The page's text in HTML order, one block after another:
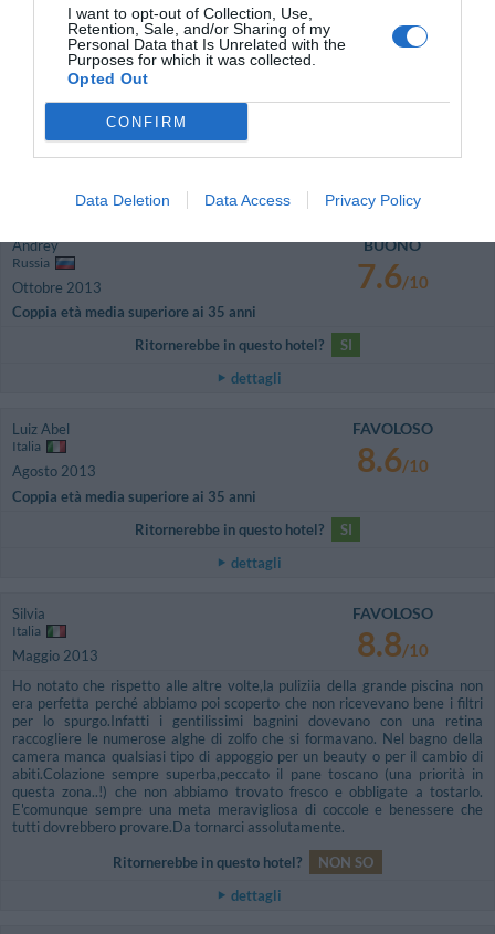
I want to opt-out of Collection, Use,
Retention, Sale, and/or Sharing of my
Personal Data that Is Unrelated with the
Purposes for which it was collected.
Opted Out
CONFIRM
Data Deletion Data Access Privacy Policy
dettagli
Febbraio 2014
Coppia età media superiore ai 35 anni
/10
Ritornerebbe in questo hotel?
SI
dettagli
Andrey
Russia
Ottobre 2013
Coppia età media superiore ai 35 anni
BUONO
7.6/10
Ritornerebbe in questo hotel?
SI
dettagli
Luiz Abel
Italia
Agosto 2013
Coppia età media superiore ai 35 anni
FAVOLOSO
8.6/10
Ritornerebbe in questo hotel?
SI
dettagli
Silvia
Italia
Maggio 2013
FAVOLOSO
8.8/10
Ho notato che rispetto alle altre volte,la puliziia della grande piscina non
era perfetta perché abbiamo poi scoperto che non ricevevano bene i filtri
per lo spurgo.Infatti i gentilissimi bagnini dovevano con una retina
raccogliere le numerose alghe di zolfo che si formavano. Nel bagno della
camera manca qualsiasi tipo di appoggio per un beauty o per il cambio di
abiti.Colazione sempre superba,peccato il pane toscano (una priorità in
questa zona..!) che non abbiamo trovato fresco e obbligate a tostarlo.
E'comunque sempre una meta meravigliosa di coccole e benessere che
tutti dovrebbero provare.Da tornarci assolutamente.
Ritornerebbe in questo hotel?
NON SO
dettagli